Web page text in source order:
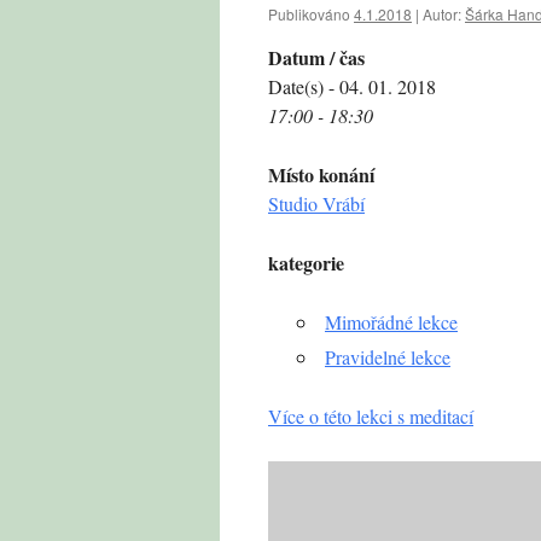
Publikováno 4.1.2018 | Autor:Šárka
Datum / čas
Date(s) - 04. 01. 2018
17:00 - 18:30
Místo konání
Studio Vrábí
kategorie
Mimořádné lekce
Pravidelné lekce
Více o této lekci s meditací